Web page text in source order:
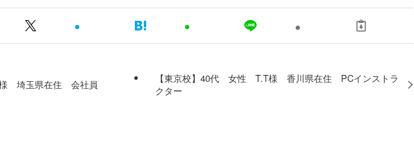
埼玉県在住 会社員
【東京校】40代 女性 T.T様 香川県在住 PCインストラ
クター